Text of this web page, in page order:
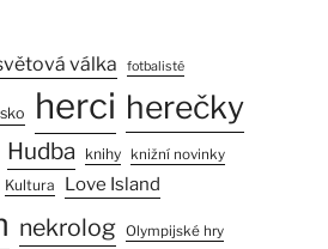
válka fotbalisté
herci herečky
Hudba knihy knižní novinky
Kultura Love Island
nekrolog Olympijské hry